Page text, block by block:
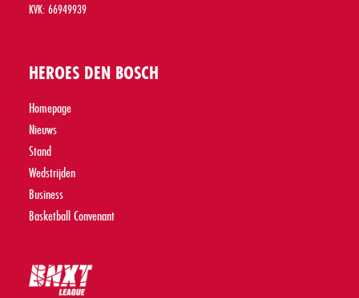
KVK: 66949939
HEROES DEN BOSCH
Homepage
Nieuws
Stand
Wedstrijden
Business
Basketball Convenant